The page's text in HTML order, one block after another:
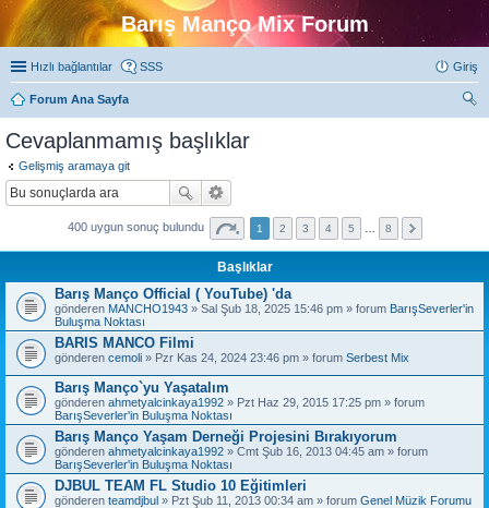
Barış Manço Mix Forum
Hızlı bağlantılar SSS Giriş
Forum Ana Sayfa
Cevaplanmamış başlıklar
Gelişmiş aramaya git
400 uygun sonuç bulundu 1 2 3 4 5 8
Başlıklar
Barış Manço Official ( YouTube) 'da
gönderen MANCHO1943 » Sal Şub 18, 2025 15:46 pm » forum BarışSeverler'in
Buluşma Noktası
BARIS MANCO Filmi
gönderen cemoli » Pzr Kas 24, 2024 23:46 pm » forum Serbest Mix
Barış Manço`yu Yaşatalım
gönderen ahmetyalcinkaya1992 » Pzt Haz 29, 2015 17:25 pm » forum
BarışSeverler'in Buluşma Noktası
Barış Manço Yaşam Derneği Projesini Bırakıyorum
gönderen ahmetyalcinkaya1992 » Cmt Şub 16, 2013 04:45 am » forum
BarışSeverler'in Buluşma Noktası
DJBUL TEAM FL Studio 10 Eğitimleri
gönderen teamdjbul » Pzt Şub 11, 2013 00:34 am » forum Genel Müzik Forumu